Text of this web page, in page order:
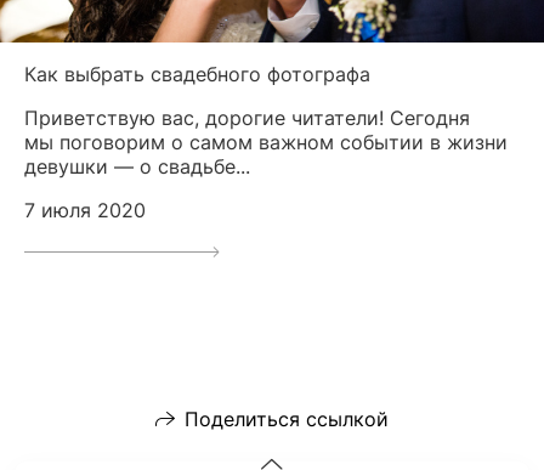
Как выбрать свадебного фотографа
Приветствую вас, дорогие читатели! Сегодня
мы поговорим о самом важном событии в жизни
девушки — о свадьбе...
7 июля 2020
Поделиться ссылкой